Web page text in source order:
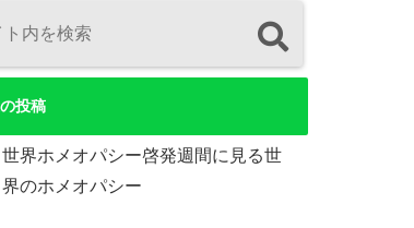
投稿
世界ホメオパシー啓発週間に見る世
界のホメオパシー